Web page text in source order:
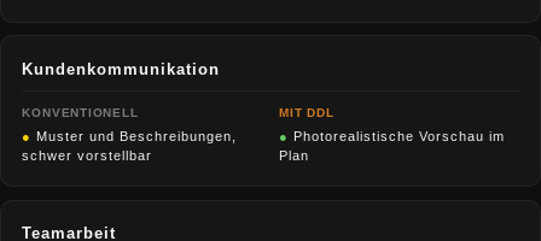
Kundenkommunikation
KONVENTIONELL
● Muster und Beschreibungen,
schwer vorstellbar
MIT DDL
● Photorealistische Vorschau im
Plan
Teamarbeit